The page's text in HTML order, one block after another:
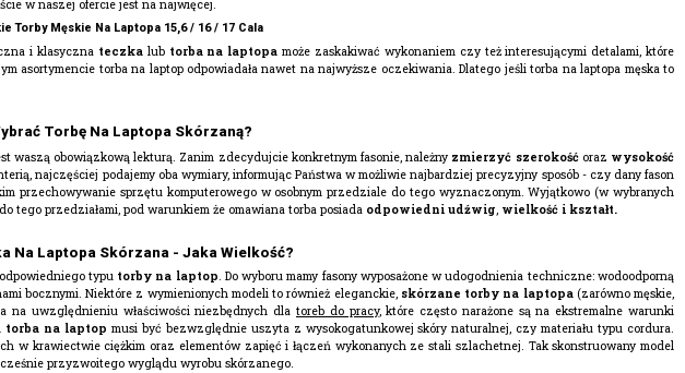
w naszej ofercie jest na najwięcej.
Torby Męskie Na Laptopa 15,6 / 16 / 17 Cala
i klasyczna teczkalub torba na laptopa może zaskakiwać wykonaniem czy też interesującymi detalami, które
asortymencie torba na laptop odpowiadała nawet na najwyższe oczekiwania. Dlatego jeśli torba na laptopa męska to
Torbę Na Laptopa Skórzaną?
waszą obowiązkową lekturą. Zanim zdecydujcie konkretnym fasonie, należny zmierzyć szerokośćoraz wysokość
najczęściej podajemy oba wymiary, informując Państwa w możliwie najbardziej precyzyjny sposób - czy dany fason
przechowywanie sprzętu komputerowego w osobnym przedziale do tego wyznaczonym. Wyjątkowo (w wybranych
tego przedziałami, pod warunkiem że omawiana torba posiada odpowiedni udźwig, wielkość i kształt.
Na Laptopa Skórzana - Jaka Wielkość?
typu torby na laptop. Do wyboru mamy fasony wyposażone w udogodnienia techniczne: wodoodporną
bocznymi. Niektóre z wymienionych modeli to również eleganckie, skórzane torby na laptopa(zarówno męskie,
na uwzględnieniu właściwości niezbędnych dla toreb do pracy, które często narażone są na ekstremalne warunki
torba na laptop musi być bezwzględnie uszyta z wysokogatunkowej skóry naturalnej, czy materiału typu cordura.
w krawiectwie ciężkim oraz elementów zapięć i łączeń wykonanych ze stali szlachetnej. Tak skonstruowany model
przyzwoitego wyglądu wyrobu skórzanego.